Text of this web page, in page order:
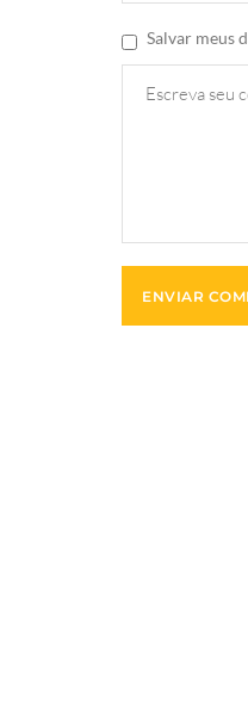
Salvar meus